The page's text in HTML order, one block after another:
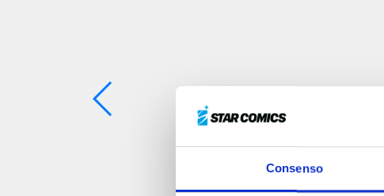
Consenso